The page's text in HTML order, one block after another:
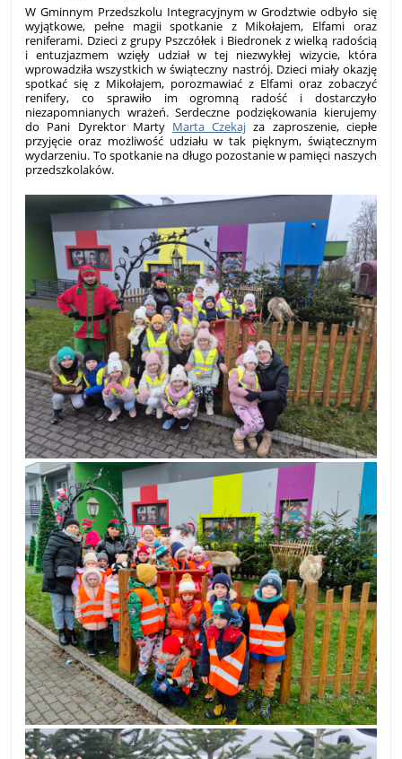
W Gminnym Przedszkolu Integracyjnym w Grodztwie odbyło się
wyjątkowe, pełne magii spotkanie z Mikołajem, Elfami oraz
reniferami. Dzieci z grupy Pszczółek i Biedronek z wielką radością
i entuzjazmem wzięły udział w tej niezwykłej wizycie, która
wprowadziła wszystkich w świąteczny nastrój. Dzieci miały okazję
spotkać się z Mikołajem, porozmawiać z Elfami oraz zobaczyć
renifery, co sprawiło im ogromną radość i dostarczyło
niezapomnianych wrażeń. Serdeczne podziękowania kierujemy
do Pani Dyrektor Marty Marta Czekaj za zaproszenie, ciepłe
przyjęcie oraz możliwość udziału w tak pięknym, świątecznym
wydarzeniu. To spotkanie na długo pozostanie w pamięci naszych
przedszkolaków.